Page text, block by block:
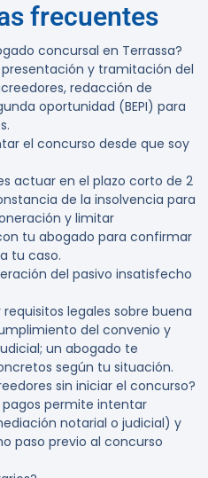
frecuentes
concursal en Terrassa?
y tramitación del
redacción de
oportunidad (BEPI) para
el concurso desde que soy
actuar en el plazo corto de 2
de la insolvencia para
y limitar
tu abogado para confirmar
tu caso.
del pasivo insatisfecho
legales sobre buena
del convenio y
un abogado te
según tu situación.
sin iniciar el concurso?
pagos permite intentar
notarial o judicial) y
paso previo al concurso